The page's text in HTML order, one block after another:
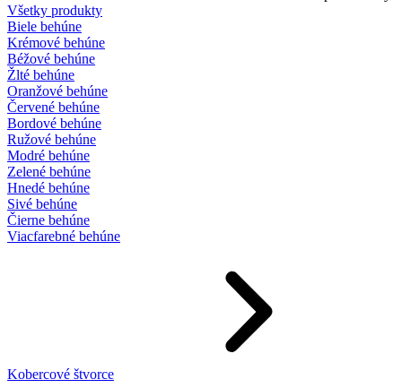
Všetky produkty
Biele behúne
Krémové behúne
Béžové behúne
Žlté behúne
Oranžové behúne
Červené behúne
Bordové behúne
Ružové behúne
Modré behúne
Zelené behúne
Hnedé behúne
Sivé behúne
Čierne behúne
Viacfarebné behúne
Kobercové štvorce